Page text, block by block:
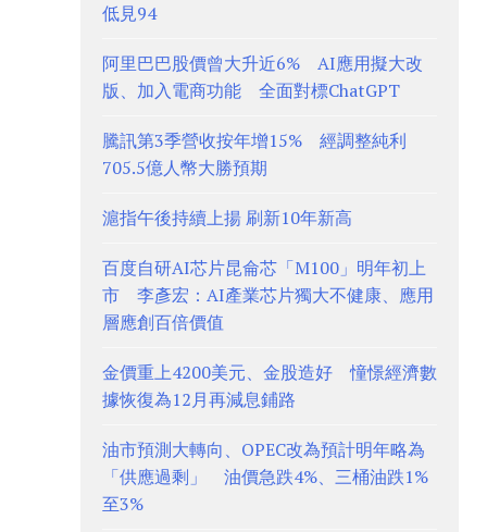
低見94
阿里巴巴股價曾大升近6% AI應用擬大改
版、加入電商功能 全面對標ChatGPT
騰訊第3季營收按年增15% 經調整純利
705.5億人幣大勝預期
滬指午後持續上揚 刷新10年新高
百度自研AI芯片昆侖芯「M100」明年初上
市 李彥宏：AI產業芯片獨大不健康、應用
層應創百倍價值
金價重上4200美元、金股造好 憧憬經濟數
據恢復為12月再減息鋪路
油市預測大轉向、OPEC改為預計明年略為
「供應過剩」 油價急跌4%、三桶油跌1%
至3%